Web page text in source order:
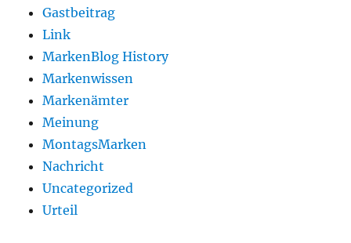
Gastbeitrag
Link
MarkenBlog History
Markenwissen
Markenämter
Meinung
MontagsMarken
Nachricht
Uncategorized
Urteil